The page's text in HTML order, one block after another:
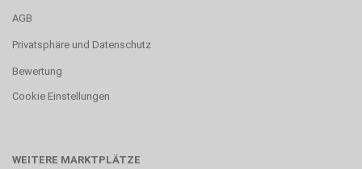
AGB
Privatsphäre und Datenschutz
Bewertung
Cookie Einstellungen
WEITERE MARKTPLÄTZE